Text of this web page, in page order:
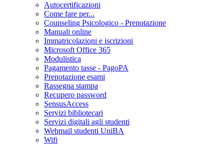
Autocertificazioni
Come fare per...
Counseling Psicologico - Prenotazione
Manuali online
Immatricolazioni e iscrizioni
Microsoft Office 365
Modulistica
Pagamento tasse - PagoPA
Prenotazione esami
Rassegna stampa
Recupero password
SensusAccess
Servizi bibliotecari
Servizi digitali agli studenti
Webmail studenti UniBA
Wifi